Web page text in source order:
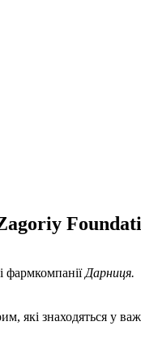
фармкомпанії Дарниця.
які знаходяться у